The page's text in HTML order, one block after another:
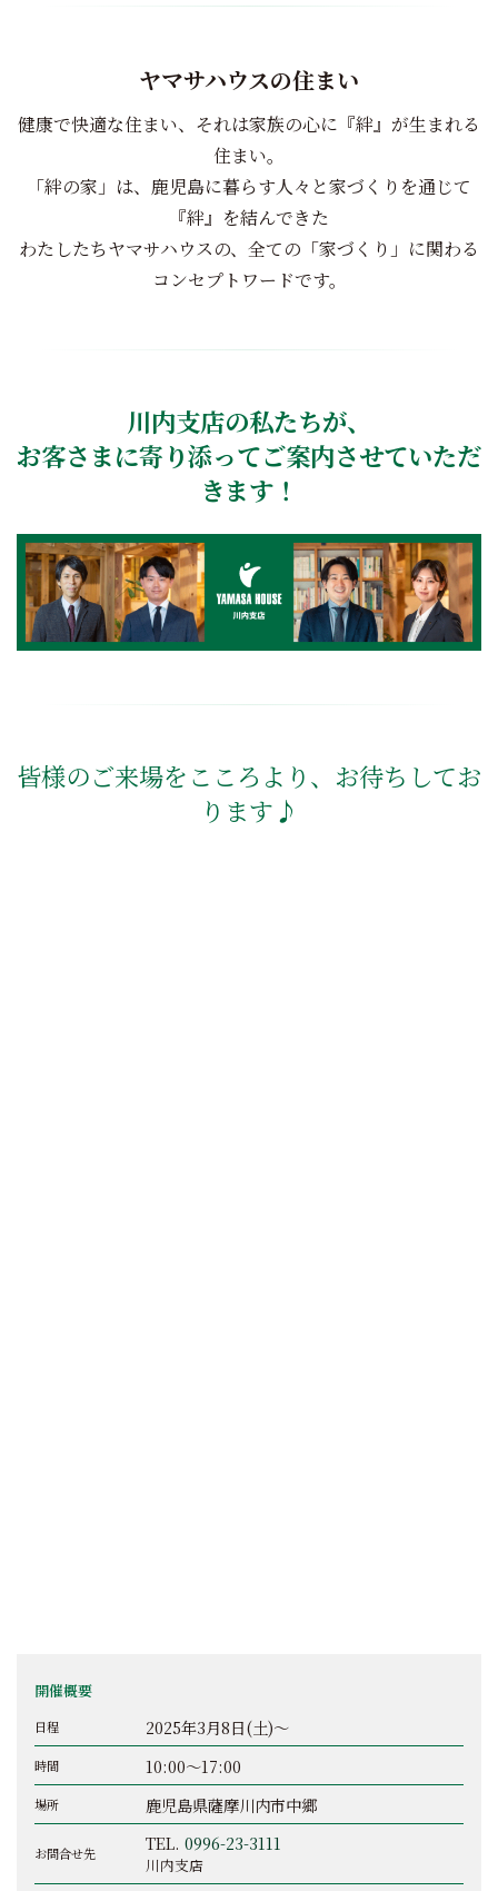
ヤマサハウスの住まい
健康で快適な住まい、それは家族の心に『絆』が生まれる
住まい。
「絆の家」は、鹿児島に暮らす人々と家づくりを通じて
『絆』を結んできた
わたしたちヤマサハウスの、全ての「家づくり」に関わる
コンセプトワードです。
川内支店の私たちが、
お客さまに寄り添ってご案内させていただ
きます！
皆様のご来場をこころより、お待ちしてお
ります♪
開催概要
日程 2025年3月8日(土)～
時間 10:00～17:00
場所 鹿児島県薩摩川内市中郷
お問合せ先 TEL. 0996-23-3111
川内支店